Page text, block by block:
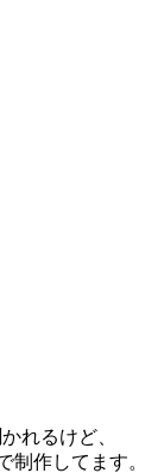
れるけど、
制作してます。